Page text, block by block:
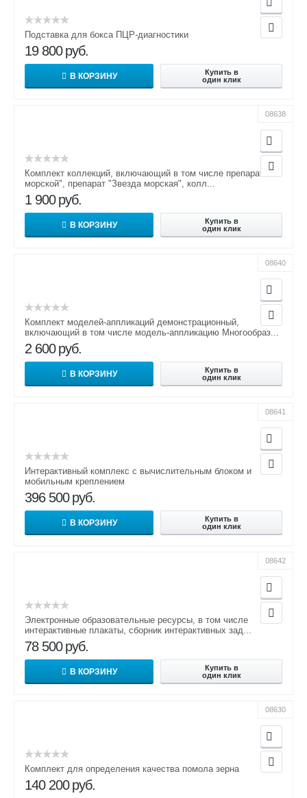
Подставка для бокса ПЦР-диагностики
19 800 руб.
В КОРЗИНУ
Купить в
один клик
08638
Комплект коллекций, включающий в том числе препарат "Ёж
морской", препарат "Звезда морская", колл...
1 900 руб.
В КОРЗИНУ
Купить в
один клик
08640
Комплект моделей-аппликаций демонстрационный,
включающий в том числе модель-аппликацию Многообраз...
2 600 руб.
В КОРЗИНУ
Купить в
один клик
08641
Интерактивный комплекс с вычислительным блоком и
мобильным креплением
396 500 руб.
В КОРЗИНУ
Купить в
один клик
08642
Электронные образовательные ресурсы, в том числе
интерактивные плакаты, сборник интерактивных зад...
78 500 руб.
В КОРЗИНУ
Купить в
один клик
08630
Комплект для определения качества помола зерна
140 200 руб.